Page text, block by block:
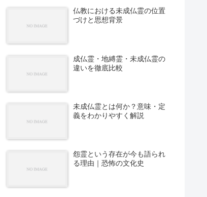
仏教における未成仏霊の位置
づけと思想背景
成仏霊・地縛霊・未成仏霊の
違いを徹底比較
未成仏霊とは何か？意味・定
義をわかりやすく解説
怨霊という存在が今も語られ
る理由｜恐怖の文化史